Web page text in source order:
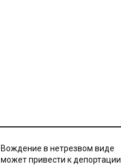
Вождение в нетрезвом виде
может привести к депортации